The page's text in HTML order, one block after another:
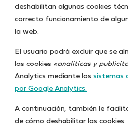
deshabilitan algunas cookies
correcto funcionamiento de
la web.
El usuario podrá excluir que se
las cookies «analíticas y
Analytics mediante los sistemas
por Google Analytics.
A continuación, también le
de cómo deshabilitar las cookies: